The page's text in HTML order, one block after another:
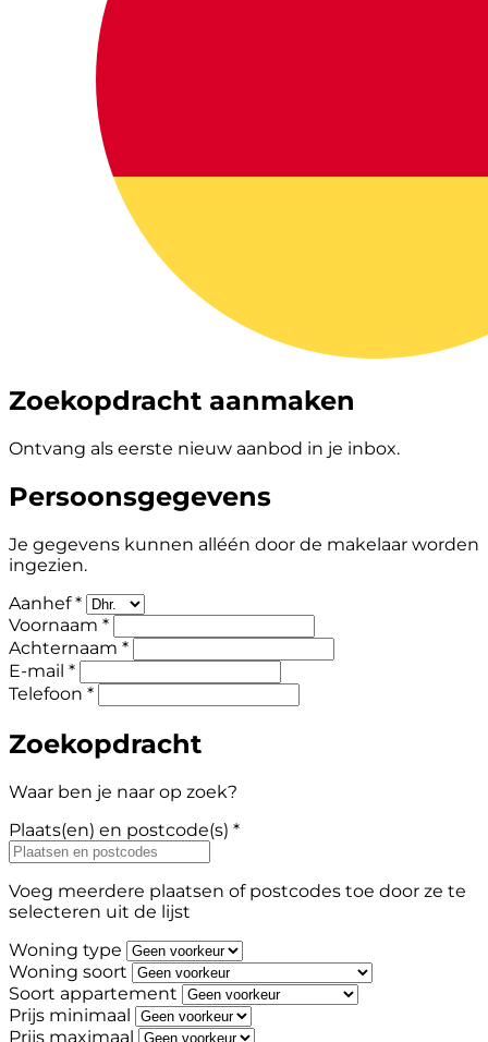
Zoekopdracht aanmaken
Ontvang als eerste nieuw aanbod in je inbox.
Persoonsgegevens
Je gegevens kunnen alléén door de makelaar worden
ingezien.
Aanhef *
Voornaam *
Achternaam *
E-mail *
Telefoon *
Zoekopdracht
Waar ben je naar op zoek?
Plaats(en) en postcode(s) *
Voeg meerdere plaatsen of postcodes toe door ze te
selecteren uit de lijst
Woning type
Woning soort
Soort appartement
Prijs minimaal
Prijs maximaal